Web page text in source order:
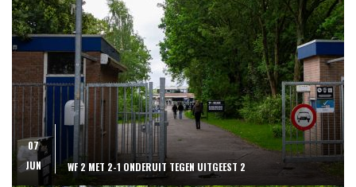
07
JUN
WF 2 MET 2-1 ONDERUIT TEGEN UITGEEST 2